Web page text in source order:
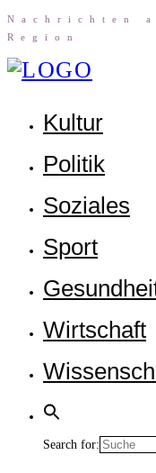
Nach­rich­ten
Region
Kul­tur
Poli­tik
Sozia­les
Sport
Wirt­schaft
Search for: